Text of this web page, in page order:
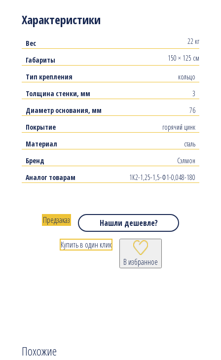
Характеристики
Вес
22 кг
Габариты
150 × 125 см
Тип крепления
кольцо
Толщина стенки, мм
3
Диаметр основания, мм
76
Покрытие
горячий цинк
Материал
сталь
Бренд
Сэлмон
Аналог товарам
1К2-1,25-1,5-Ф1-0,048-180
Нашли дешевле?
В избранное
Предзаказ
Купить в один клик
Похожие